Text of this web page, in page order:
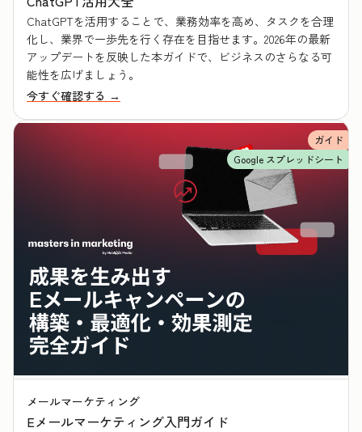
ChatGPTを活用することで、業務効率を高め、タスクを合理
化し、業界で一歩先を行く存在を目指せます。2026年の最新
アップデートを反映した本ガイドで、ビジネスのさらなる可
能性を広げましょう。
今すぐ確認する →
ガイド
Google スプレッドシート
メールマーケティング
Eメールマーケティング入門ガイド